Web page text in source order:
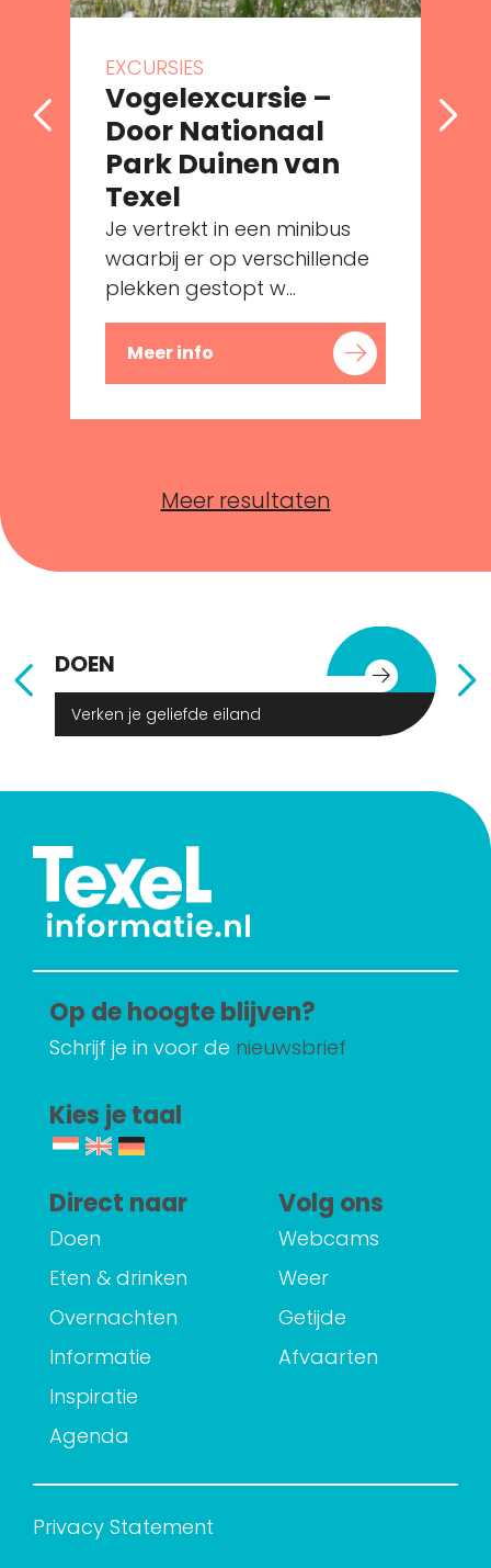
EXCURSIES
Vogelexcursie –
Door Nationaal
Park Duinen van
Texel
Je vertrekt in een minibus
waarbij er op verschillende
plekken gestopt w...
Meer info
Meer resultaten
DOEN
Verken je geliefde eiland
Op de hoogte blijven?
Schrijf je in voor de nieuwsbrief
Kies je taal
Direct naar
Doen
Eten & drinken
Overnachten
Informatie
Inspiratie
Agenda
Volg ons
Webcams
Weer
Getijde
Afvaarten
Privacy Statement